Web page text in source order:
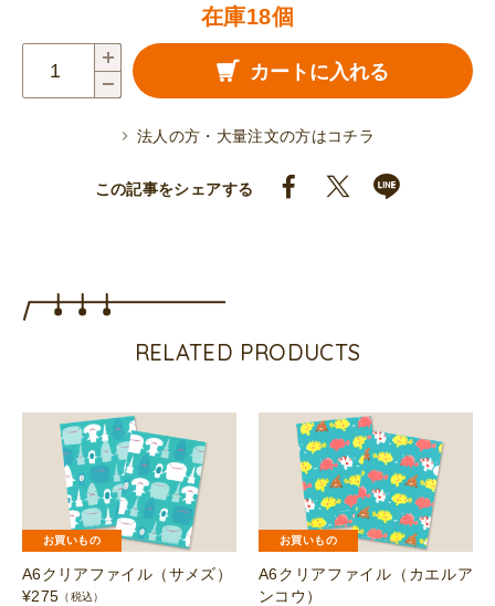
在庫18個
（な
紙）
個
カートに入れる
法人の方・大量注文の方はコチラ
この記事をシェアする
RELATED PRODUCTS
お買いもの
A6クリアファイル（サメズ）
¥275 （税込）
お買いもの
A6クリアファイル（カエルア
ンコウ）